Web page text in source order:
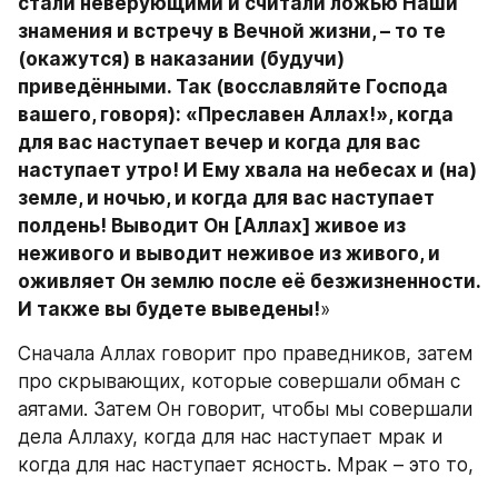
знамения и встречу в Вечной жизни, – то те
(окажутся) в наказании (будучи)
приведёнными. Так (восславляйте Господа
вашего, говоря): «Преславен Аллах!», когда
для вас наступает вечер и когда для вас
наступает утро! И Ему хвала на небесах и (на)
земле, и ночью, и когда для вас наступает
полдень! Выводит Он [Аллах] живое из
неживого и выводит неживое из живого, и
оживляет Он землю после её безжизненности.
И также вы будете выведены!»
Сначала Аллах говорит про праведников, затем
про скрывающих, которые совершали обман с
аятами. Затем Он говорит, чтобы мы совершали
дела Аллаху, когда для нас наступает мрак и
когда для нас наступает ясность. Мрак – это то,